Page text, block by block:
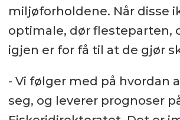
miljøforholdene. Når disse
optimale, dør flesteparten,
igjen er for få til at de gjør
- Vi følger med på hvordan
seg, og leverer prognoser